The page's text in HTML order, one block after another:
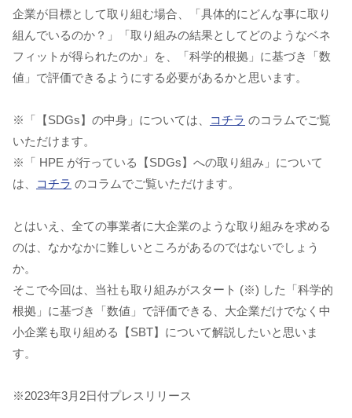
企業が目標として取り組む場合、「具体的にどんな事に取り
組んでいるのか？」「取り組みの結果としてどのようなベネ
フィットが得られたのか」を、「科学的根拠」に基づき「数
値」で評価できるようにする必要があるかと思います。
※「【SDGs】の中身」については、 コチラ のコラムでご覧
いただけます。
※「 HPE が行っている【SDGs】への取り組み」について
は、
コチラ のコラムでご覧いただけます。
とはいえ、全ての事業者に大企業のような取り組みを求める
のは、なかなかに難しいところがあるのではないでしょう
か。
そこで今回は、当社も取り組みがスタート (※) した「科学的
根拠」に基づき「数値」で評価できる、大企業だけでなく中
小企業も取り組める【SBT】について解説したいと思いま
す。
※2023年3月2日付プレスリリース